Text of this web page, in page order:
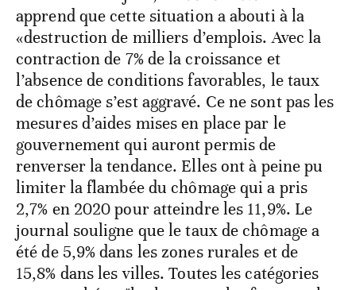
apprend que cette situation a abouti à la
«destruction de milliers d’emplois. Avec la
contraction de 7% de la croissance et
l’absence de conditions favorables, le taux
de chômage s’est aggravé. Ce ne sont pas les
mesures d’aides mises en place par le
gouvernement qui auront permis de
renverser la tendance. Elles ont à peine pu
limiter la flambée du chômage qui a pris
2,7% en 2020 pour atteindre les 11,9%. Le
journal souligne que le taux de chômage a
été de 5,9% dans les zones rurales et de
15,8% dans les villes. Toutes les catégories